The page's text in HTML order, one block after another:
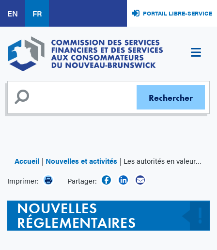
au
contenu
principal
EN FR PORTAIL LIBRE-SERVICE
Accueil Nouvelles et activités
Les autorités en valeurs mobilières du Canada publient des modifications définitives au modèle du placeur principal
Imprimer:
Partager:
NOUVELLES
RÉGLEMENTAIRES